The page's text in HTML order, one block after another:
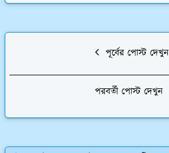
পূর্বের পোস্ট দেখুন
পরবর্তী পোস্ট দেখুন